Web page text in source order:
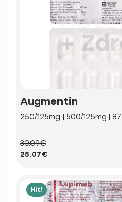
Augmentin
250/125mg | 500/125mg |
30.09€
25.07€
Hit!